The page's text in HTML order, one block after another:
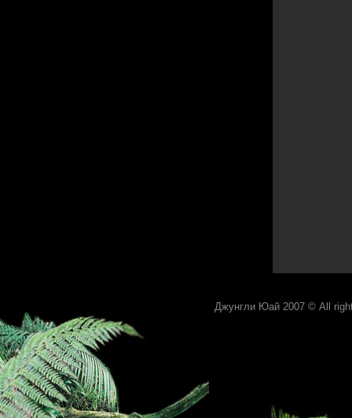
Джунгли Юай 2007 © All